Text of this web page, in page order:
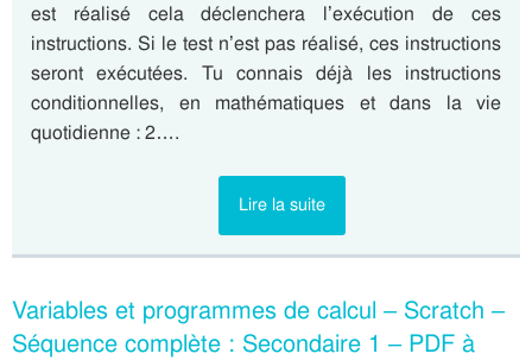
est réalisé cela déclenchera l’exécution de ces
instructions. Si le test n’est pas réalisé, ces instructions
seront exécutées. Tu connais déjà les instructions
conditionnelles, en mathématiques et dans la vie
quotidienne : 2….
Lire la suite
Variables et programmes de calcul – Scratch –
Séquence complète : Secondaire 1 – PDF à